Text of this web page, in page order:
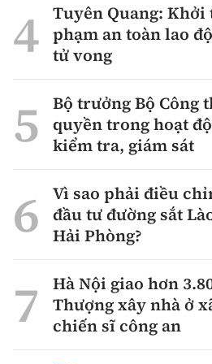
Tuyên Quang:
phạm an toàn lao
tử vong
Bộ trưởng Bộ Công
quyền trong hoạt
kiểm tra, giám sát
Vì sao phải điều
đầu tư đường sắt
Hải Phòng?
Hà Nội giao hơn
Thượng xây nhà ở
chiến sĩ công an